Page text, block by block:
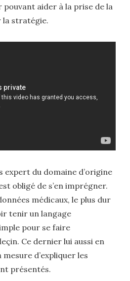
aider à la prise de la
la stratégie.
expert du domaine d’origine
obligé de s’en imprégner.
médicaux, le plus dur
tenir un langage
pour se faire
Ce dernier lui aussi en
d’expliquer les
présentés.